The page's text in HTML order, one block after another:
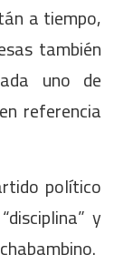
a tiempo,
también
uno de
referencia
político
y